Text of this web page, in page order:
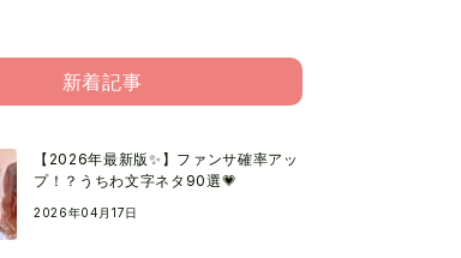
新着記事
【2026年最新版✨】ファンサ確率アッ
プ！？うちわ文字ネタ90選💗
2026年04月17日